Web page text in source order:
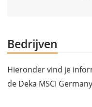
Bedrijven
Hieronder vind je
de Deka MSCI